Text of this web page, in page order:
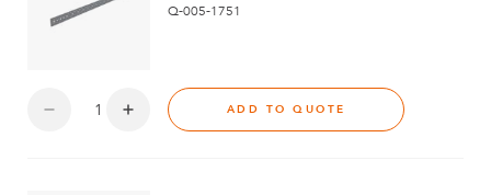
Q-005-1751
ADD TO QUOTE